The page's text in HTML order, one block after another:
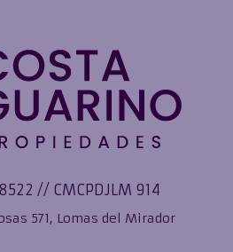
// CMCPDJLM 914
571, Lomas del Mirador